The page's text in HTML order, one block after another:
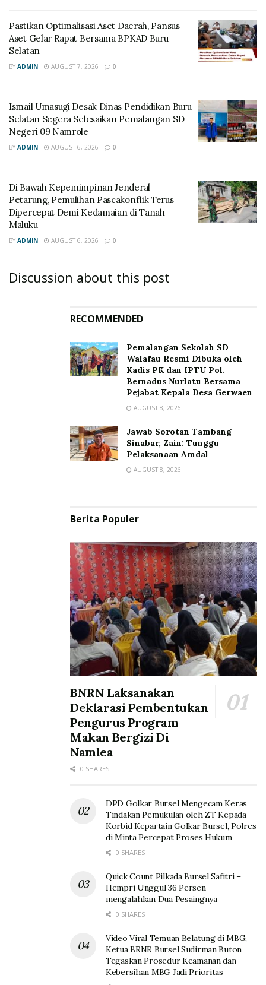
Pastikan Optimalisasi Aset Daerah, Pansus
Aset Gelar Rapat Bersama BPKAD Buru
Selatan
BY ADMIN AUGUST 7, 2026 0
Ismail Umasugi Desak Dinas Pendidikan Buru
Selatan Segera Selesaikan Pemalangan SD
Negeri 09 Namrole
BY ADMIN AUGUST 6, 2026 0
Di Bawah Kepemimpinan Jenderal
Petarung, Pemulihan Pascakonflik Terus
Dipercepat Demi Kedamaian di Tanah
Maluku
BY ADMIN AUGUST 6, 2026 0
Discussion about this post
RECOMMENDED
Pemalangan Sekolah SD
Walafau Resmi Dibuka oleh
Kadis PK dan IPTU Pol.
Bernadus Nurlatu Bersama
Pejabat Kepala Desa Gerwaen
AUGUST 8, 2026
Jawab Sorotan Tambang
Sinabar, Zain: Tunggu
Pelaksanaan Amdal
AUGUST 8, 2026
Berita Populer
BNRN Laksanakan
Deklarasi Pembentukan
Pengurus Program
Makan Bergizi Di
Namlea
0 SHARES
DPD Golkar Bursel Mengecam Keras
Tindakan Pemukulan oleh ZT Kepada
Korbid Kepartain Golkar Bursel, Polres
di Minta Percepat Proses Hukum
0 SHARES
Quick Count Pilkada Bursel Safitri –
Hempri Unggul 36 Persen
mengalahkan Dua Pesaingnya
0 SHARES
Video Viral Temuan Belatung di MBG,
Ketua BRNR Bursel Sudirman Buton
Tegaskan Prosedur Keamanan dan
Kebersihan MBG Jadi Prioritas